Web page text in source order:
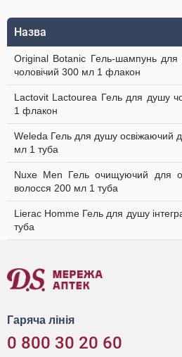
Назва
Original Botanic Гель-шампунь для
чоловічий 300 мл 1 флакон
Lactovit Lactourea Гель для душу
1 флакон
Weleda Гель для душу освіжаючий
мл 1 туба
Nuxe Men Гель очищуючий для
волосся 200 мл 1 туба
Lierac Homme Гель для душу
туба
Гаряча лінія
0 800 30 20 60